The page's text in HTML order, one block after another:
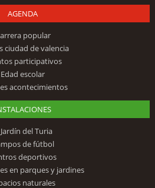
AGENDA
popular
ciudad de valencia
participativos
Edad escolar
acontecimientos
Jardín del Turia
de fútbol
deportivos
en parques y jardines
naturales